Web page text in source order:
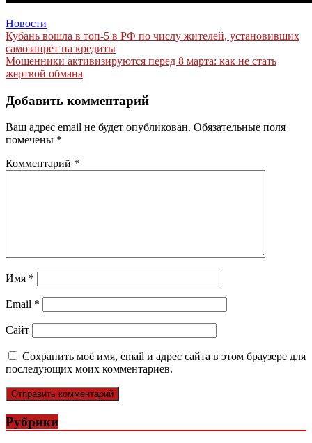
Новости
Навигация
по
записям
Кубань вошла в топ-5 в РФ по числу жителей, установивших
самозапрет на кредиты
Мошенники активизируются перед 8 марта: как не стать
жертвой обмана
Добавить комментарий
Ваш адрес email не будет опубликован. Обязательные поля
помечены *
Комментарий *
Имя *
Email *
Сайт
Сохранить моё имя, email и адрес сайта в этом браузере для
последующих моих комментариев.
Рубрики